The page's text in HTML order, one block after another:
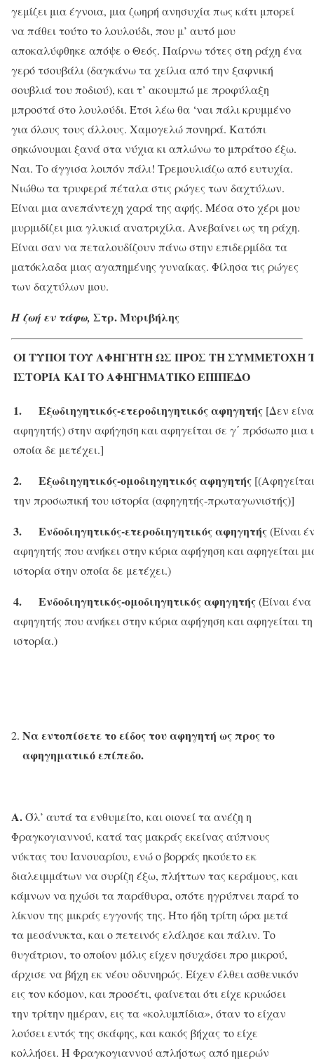
γεμίζει μια έγνοια, μια ζωηρή ανησυχία πως κάτι μπορεί
να πάθει τούτο το λουλούδι, που μ’ αυτό μου
αποκαλύφθηκε απόψε ο Θεός. Παίρνω τότες στη ράχη ένα
γερό τσουβάλι (δαγκάνω τα χείλια από την ξαφνική
σουβλιά του ποδιού), και τ’ ακουμπώ με προφύλαξη
μπροστά στο λουλούδι. Έτσι λέω θα ‘ναι πάλι κρυμμένο
για όλους τους άλλους. Χαμογελώ πονηρά. Κατόπι
σηκώνουμαι ξανά στα νύχια κι απλώνω το μπράτσο έξω.
Ναι. Το άγγισα λοιπόν πάλι! Τρεμουλιάζω από ευτυχία.
Νιώθω τα τρυφερά πέταλα στις ρώγες των δαχτύλων.
Είναι μια ανεπάντεχη χαρά της αφής. Μέσα στο χέρι μου
μυρμιδίζει μια γλυκιά ανατριχίλα. Ανεβαίνει ως τη ράχη.
Είναι σαν να πεταλουδίζουν πάνω στην επιδερμίδα τα
ματόκλαδα μιας αγαπημένης γυναίκας. Φίλησα τις ρώγες
των δαχτύλων μου.
Η ζωή εν τάφω, Στρ. Μυριβήλης
ΟΙ ΤΥΠΟΙ ΤΟΥ ΑΦΗΓΗΤΗ ΩΣ ΠΡΟΣ ΤΗ ΣΥΜΜΕΤΟΧΗ
ΙΣΤΟΡΙΑ ΚΑΙ ΤΟ ΑΦΗΓΗΜΑΤΙΚΟ ΕΠΙΠΕΔΟ
1. Εξωδιηγητικός-ετεροδιηγητικός αφηγητής [Δεν
αφηγητής) στην αφήγηση και αφηγείται σε γ΄ πρόσωπο μια
οποία δε μετέχει.]
2. Εξωδιηγητικός-ομοδιηγητικός αφηγητής
την προσωπική του ιστορία (αφηγητής-πρωταγωνιστής)]
3. Ενδοδιηγητικός-ετεροδιηγητικός αφηγητής(Είναι
αφηγητής που ανήκει στην κύρια αφήγηση και αφηγείται
ιστορία στην οποία δε μετέχει.)
4. Ενδοδιηγητικός-ομοδιηγητικός αφηγητής(Είναι
αφηγητής που ανήκει στην κύρια αφήγηση και αφηγείται τη
ιστορία.)
Να εντοπίσετε το είδος του αφηγητή ως προς το
αφηγηματικό επίπεδο.
Α.Όλ’ αυτά τα ενθυμείτο, και οιονεί τα ανέζη η
Φραγκογιαννού, κατά τας μακράς εκείνας αύπνους
νύκτας του Ιανουαρίου, ενώ ο βορράς ηκούετο εκ
διαλειμμάτων να συρίζη έξω, πλήττων τας κεράμους, και
κάμνων να ηχώσι τα παράθυρα, οπότε ηγρύπνει παρά το
λίκνον της μικράς εγγονής της. Ήτο ήδη τρίτη ώρα μετά
τα μεσάνυκτα, και ο πετεινός ελάλησε και πάλιν. Το
θυγάτριον, το οποίον μόλις είχεν ησυχάσει προ μικρού,
άρχισε να βήχη εκ νέου οδυνηρώς. Είχεν έλθει ασθενικόν
εις τον κόσμον, και προσέτι, φαίνεται ότι είχε κρυώσει
την τρίτην ημέραν, εις τα «κολυμπίδια», όταν το είχαν
λούσει εντός της σκάφης, και κακός βήχας το είχε
κολλήσει. Η Φραγκογιαννού απλήστως από ημερών